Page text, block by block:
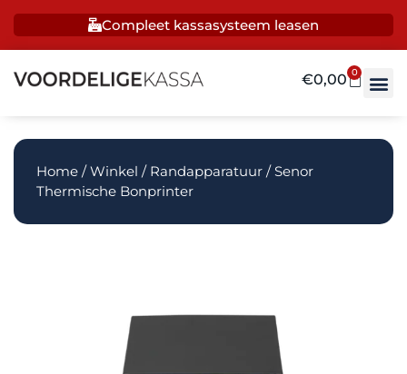
Compleet kassasysteem leasen
€0,00 0
Home /Winkel / Randapparatuur / Senor
Thermische Bonprinter